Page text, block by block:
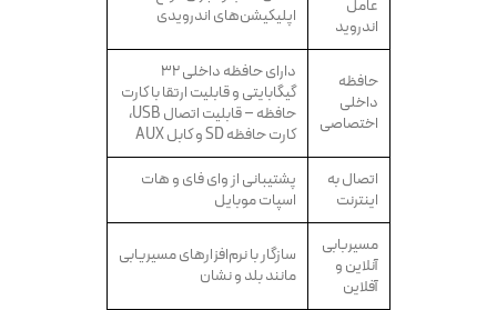
عامل
اندروید
اپلیکیشن‌های اندرویدی
حافظه
داخلی
اختصاصی
دارای حافظه داخلی ۳۲
گیگابایتی و قابلیت ارتقا با کارت
حافظه – قابلیت اتصال USB،
کارت حافظه SD و کابل AUX
اتصال به
اینترنت
پشتیبانی از وای فای و هات
اسپات موبایل
مسیربابی
آنلاین و
آفلاین
سازگار با نرم‌افزارهای مسیریابی
مانند بلد و نشان